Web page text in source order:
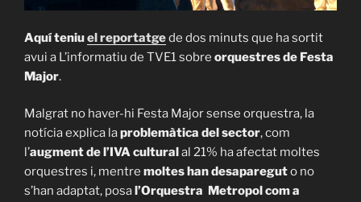
Aquí teniuel reportatgede dos minuts que ha sortit
avui a L’informatiu de TVE1 sobre orquestres de Festa
Major.
Malgrat no haver-hi Festa Major sense orquestra, la
notícia explica laproblemàtica del sector, com
l’augment de l’IVA culturalal 21% ha afectat moltes
orquestres i, mentre moltes han desapareguto no
s’han adaptat, posal’Orquestra Metropol com a